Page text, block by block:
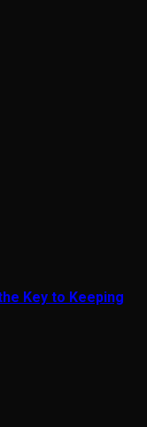
Key to Keeping